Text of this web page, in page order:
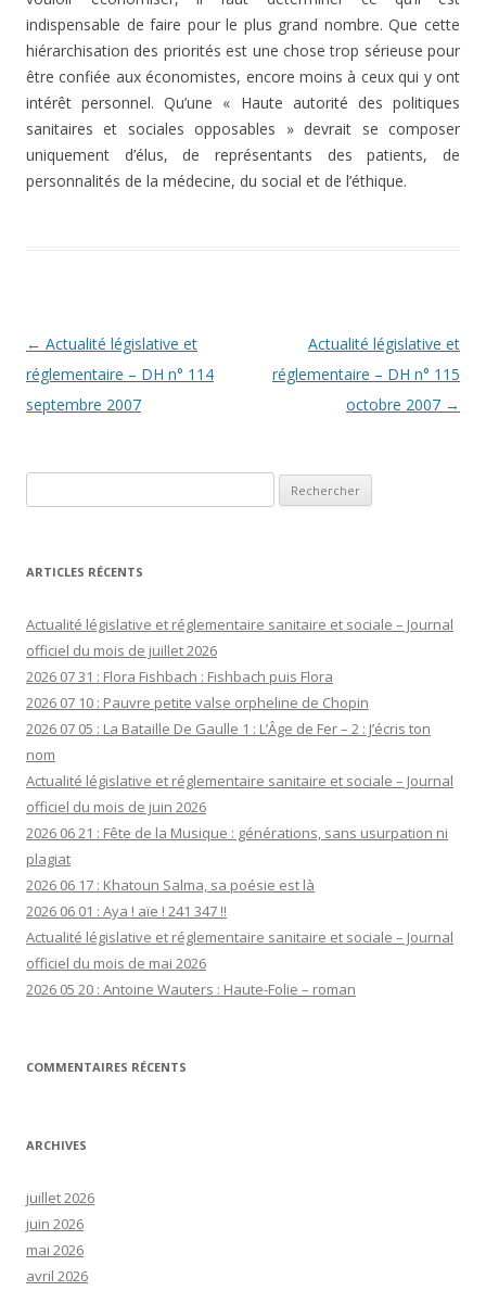
indispensable de faire pour le plus grand nombre. Que cette
hiérarchisation des priorités est une chose trop sérieuse pour
être confiée aux économistes, encore moins à ceux qui y ont
intérêt personnel. Qu’une « Haute autorité des politiques
sanitaires et sociales opposables » devrait se composer
uniquement d’élus, de représentants des patients, de
personnalités de la médecine, du social et de l’éthique.
Navigation
des
articles
← Actualité législative et
réglementaire – DH n° 114
septembre 2007
Actualité législative et
réglementaire – DH n° 115
octobre 2007 →
ARTICLES RÉCENTS
Actualité législative et réglementaire sanitaire et sociale – Journal
officiel du mois de juillet 2026
2026 07 31 : Flora Fishbach : Fishbach puis Flora
2026 07 10 : Pauvre petite valse orpheline de Chopin
2026 07 05 : La Bataille De Gaulle 1 : L’Âge de Fer – 2 : J’écris ton
nom
Actualité législative et réglementaire sanitaire et sociale – Journal
officiel du mois de juin 2026
2026 06 21 : Fête de la Musique : générations, sans usurpation ni
plagiat
2026 06 17 : Khatoun Salma, sa poésie est là
2026 06 01 : Aya ! aïe ! 241 347 !!
Actualité législative et réglementaire sanitaire et sociale – Journal
officiel du mois de mai 2026
2026 05 20 : Antoine Wauters : Haute-Folie – roman
COMMENTAIRES RÉCENTS
ARCHIVES
juillet 2026
juin 2026
mai 2026
avril 2026